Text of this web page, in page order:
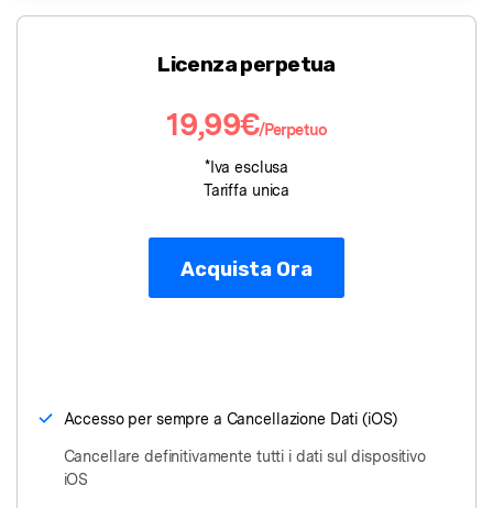
Licenza perpetua
19,99€/Perpetuo
*Iva esclusa
Tariffa unica
Acquista Ora
Accesso per sempre a Cancellazione Dati (iOS)
Cancellare definitivamente tutti i dati sul dispositivo
iOS